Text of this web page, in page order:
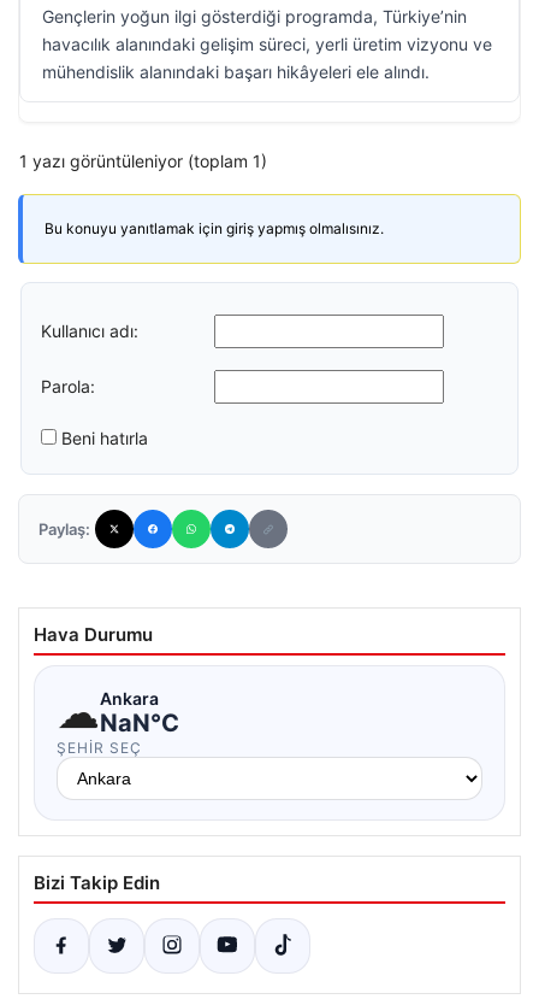
Gençlerin yoğun ilgi gösterdiği programda, Türkiye’nin
havacılık alanındaki gelişim süreci, yerli üretim vizyonu ve
mühendislik alanındaki başarı hikâyeleri ele alındı.
1 yazı görüntüleniyor (toplam 1)
Bu konuyu yanıtlamak için giriş yapmış olmalısınız.
Kullanıcı adı:
Parola:
Beni hatırla
Paylaş:
Hava Durumu
☁Ankara
NaN°C
ŞEHIR SEÇ
Bizi Takip Edin